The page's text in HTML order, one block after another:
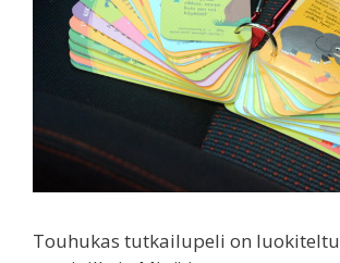
Touhukas tutkailupeli on